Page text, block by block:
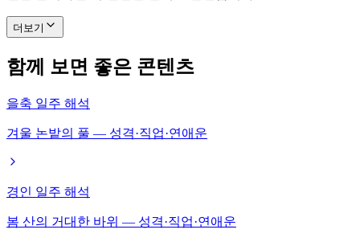
더보기
함께 보면 좋은 콘텐츠
을축 일주 해석
겨울 논밭의 풀 — 성격·직업·연애운
경인 일주 해석
봄 산의 거대한 바위 — 성격·직업·연애운